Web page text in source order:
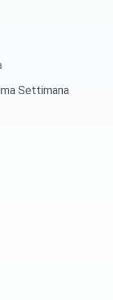
Settimana